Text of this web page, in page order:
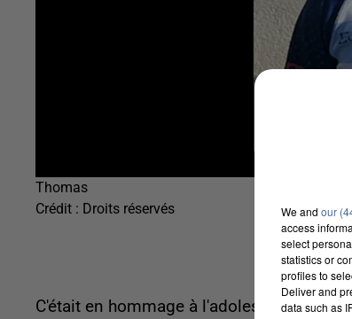
Thomas
Crédit : Droits réservés
C'était en hommage à l'adolescent de 16
We and our
access
select
statistics or
profiles to
Deliver and
data such as